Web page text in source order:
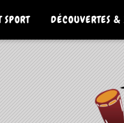
DÉCOUVERTES